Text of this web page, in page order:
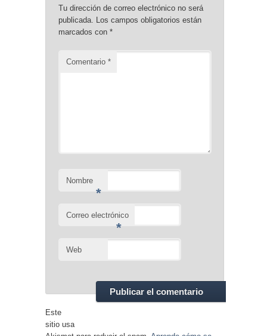
Tu dirección de correo electrónico no será
publicada.
Los campos obligatorios están
marcados con *
Comentario *
Nombre
*
Correo electrónico
*
Web
Este
sitio usa